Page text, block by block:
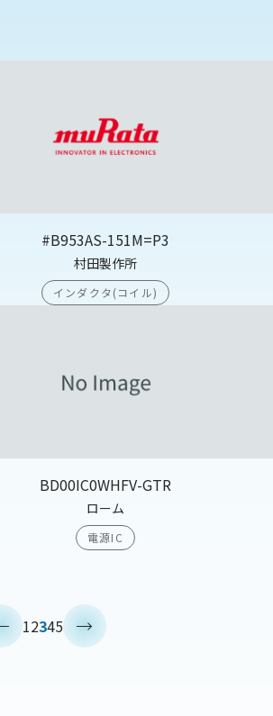
#B953AS-151M=P3
村田製作所
インダクタ(コイル)
BD00IC0WHFV-GTR
ローム
電源IC
12345